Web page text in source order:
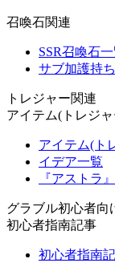
召喚石関連
SSR召喚石
サブ加護持
トレジャー関連
アイテム(トレジ
アイテム(ト
イデア一覧
『アストラ
グラブル初心者向
初心者指南記事
初心者指南